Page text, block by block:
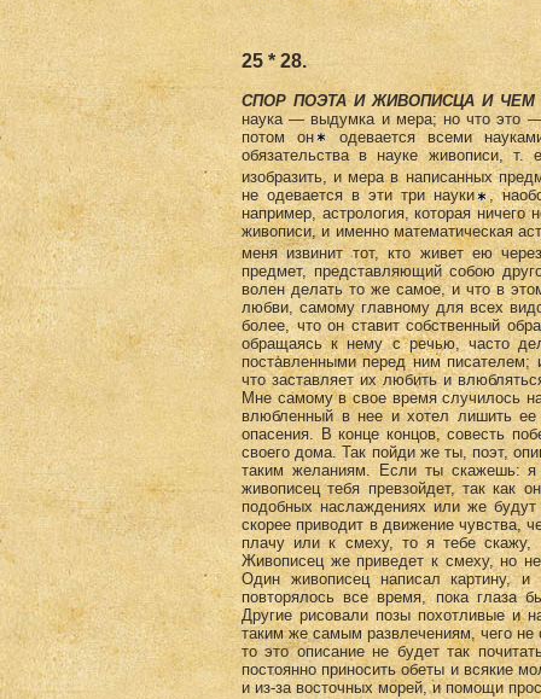
25 * 28.
СПОР ПОЭТА И ЖИВОПИСЦА И
наука — выдумка и мера; но что это
потом он
одевается всеми
обязательства в науке живописи,
изобразить, и мера в написанных
не одевается в эти три науки
,
например, астрология, которая ничего
живописи, и именно математическая
меня извинит тот, кто живет ею
предмет, представляющий собою
волен делать то же самое, и что в
любви, самому главному для всех
более, что он ставит собственный
обращаясь к нему с речью, часто
поставленными перед ним
что заставляет их любить и
Мне самому в свое время случилось
влюбленный в нее и хотел лишить ее
опасения. В конце концов, совесть
своего дома. Так пойди же ты, поэт,
таким желаниям. Если ты скажешь:
живописец тебя превзойдет, так как
подобных наслаждениях или же
скорее приводит в движение чувства,
плачу или к смеху, то я тебе
Живописец же приведет к смеху, но
Один живописец написал картину,
повторялось все время, пока глаза
Другие рисовали позы похотливые и
таким же самым развлечениям, чего
то это описание не будет так
постоянно приносить обеты и всякие
и из-за восточных морей, и помощи